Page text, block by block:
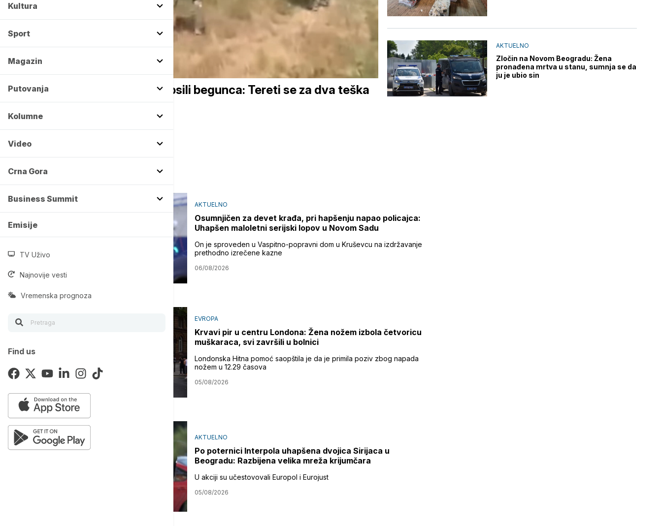
Kultura
Sport
Magazin
Putovanja
Kolumne
Video
Crna Gora
Business Summit
Emisije
TV Uživo
Najnovije vesti
Vremenska prognoza
Find us
AKTUELNO
SAJ i UKP u Beogradu uhapsili begunca: Tereti se za dva teška
krivična tela (VIDEO)
AKTUELNO
Zločin na Novom Beogradu: Žena
pronađena mrtva u stanu, sumnja se da
ju je ubio sin
AKTUELNO
Osumnjičen za devet krađa, pri hapšenju napao policajca:
Uhapšen maloletni serijski lopov u Novom Sadu
On je sproveden u Vaspitno-popravni dom u Kruševcu na izdržavanje
prethodno izrečene kazne
06/08/2026
EVROPA
Krvavi pir u centru Londona: Žena nožem izbola četvoricu
muškaraca, svi završili u bolnici
Londonska Hitna pomoć saopštila je da je primila poziv zbog napada
nožem u 12.29 časova
05/08/2026
AKTUELNO
Po poternici Interpola uhapšena dvojica Sirijaca u
Beogradu: Razbijena velika mreža krijumčara
U akciji su učestovovali Europol i Eurojust
05/08/2026